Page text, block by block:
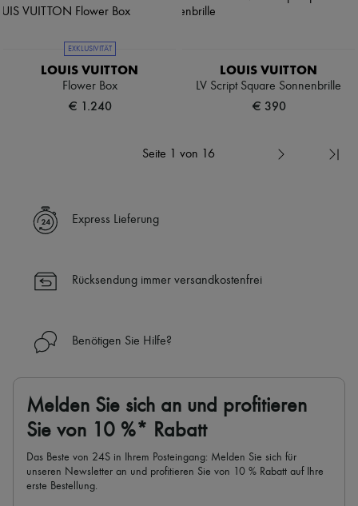
EXKLUSIVITÄT
LOUIS VUITTON
Flower Box
€ 1.240
LOUIS VUITTON
LV Script Square Sonnenbrille
€ 390
Seite 1 von 16
Express Lieferung
Rücksendung immer versandkostenfrei
Benötigen Sie Hilfe?
Melden Sie sich an und profitieren
Sie von 10 %* Rabatt
Das Beste von 24S in Ihrem Posteingang: Melden Sie sich für
unseren Newsletter an und profitieren Sie von 10 % Rabatt auf Ihre
erste Bestellung.